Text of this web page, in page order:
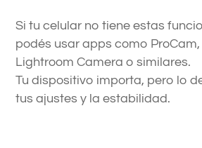
Si tu celular no tiene estas
podés usar apps como
Lightroom Camera o similares.
Tu dispositivo importa, pero lo
tus ajustes y la estabilidad.